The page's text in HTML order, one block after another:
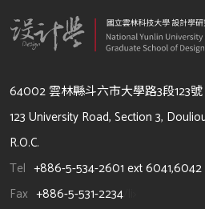
64002 雲林縣斗六市大學路3段123號
123 University Road, Section 3,
R.O.C.
Tel +886-5-534-2601 ext 6041,6042
Fax +886-5-531-2234